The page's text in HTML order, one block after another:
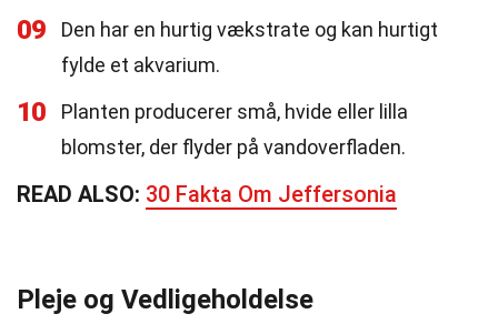
09
Den har en hurtig vækstrate og kan hurtigt
fylde et akvarium.
10
Planten producerer små, hvide eller lilla
blomster, der flyder på vandoverfladen.
READ ALSO: 30 Fakta Om Jeffersonia
Pleje og Vedligeholdelse